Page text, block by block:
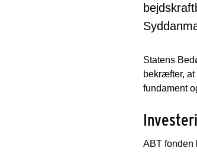
Statens
bekræfter,
fundament
ABT fonden